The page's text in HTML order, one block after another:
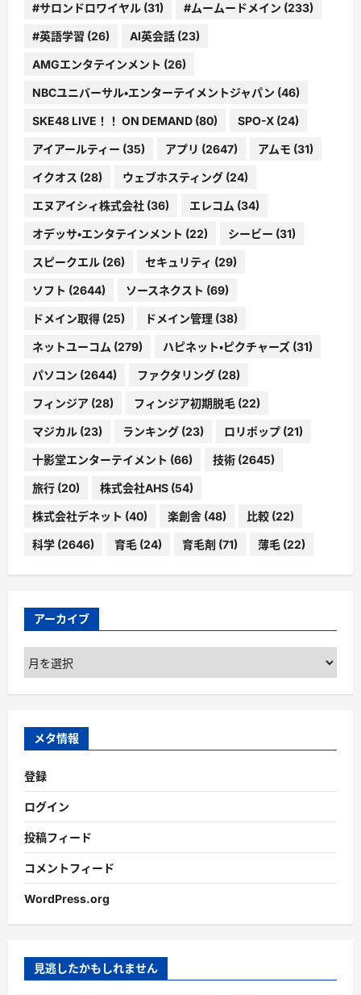
#サロンドロワイヤル (31) #ムームードメイン (233)
#英語学習 (26) AI英会話 (23)
AMGエンタテインメント (26)
NBCユニバーサル・エンターテイメントジャパン (46)
SKE48 LIVE！！ ON DEMAND (80) SPO-X (24)
アイアールティー (35) アプリ (2647) アムモ (31)
イクオス (28) ウェブホスティング (24)
エヌアイシィ株式会社 (36) エレコム (34)
オデッサ・エンタテインメント (22) シービー (31)
スピークエル (26) セキュリティ (29)
ソフト (2644) ソースネクスト (69)
ドメイン取得 (25) ドメイン管理 (38)
ネットユーコム (279) ハピネット・ピクチャーズ (31)
パソコン (2644) ファクタリング (28)
フィンジア (28) フィンジア初期脱毛 (22)
マジカル (23) ランキング (23) ロリポップ (21)
十影堂エンターテイメント (66) 技術 (2645)
旅行 (20) 株式会社AHS (54)
株式会社デネット (40) 楽創舎 (48) 比較 (22)
科学 (2646) 育毛 (24) 育毛剤 (71) 薄毛 (22)
アーカイブ
ア
ー
カ
ブ
メタ情報
登録
ログイン
投稿フィード
コメントフィード
WordPress.org
見逃したかもしれません